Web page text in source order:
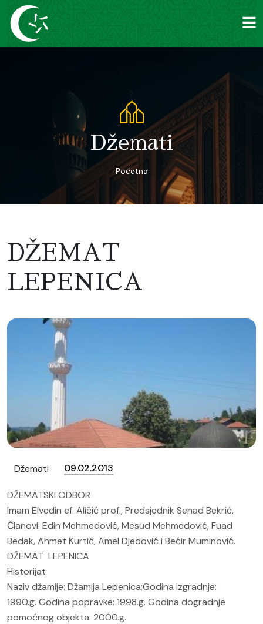
Džemati
Početna
DŽEMAT
LEPENICA
Džemati 09.02.2013
DŽEMATSKI ODBOR
Imam Elvedin ef. Aličić prof., Predsjednik Senad Bekrić,
Članovi: Edin Mehmedović, Mesud Mehmedović, Fuad
Bedak, Ahmet Kurtić, Amel Djedović i Bećir Muminović.
DŽEMAT LEPENICA
Historijat
Naziv džamije: Džamija Lepenica;Godina izgradnje:
1990.g. Godina popravke: 1998.g. Godina dogradnje
pomoćnog objekta: 2000.g.